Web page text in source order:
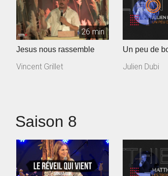
26 min
Jesus nous rassemble
Vincent Grillet
Un peu de
Julien Dubi
Saison 8